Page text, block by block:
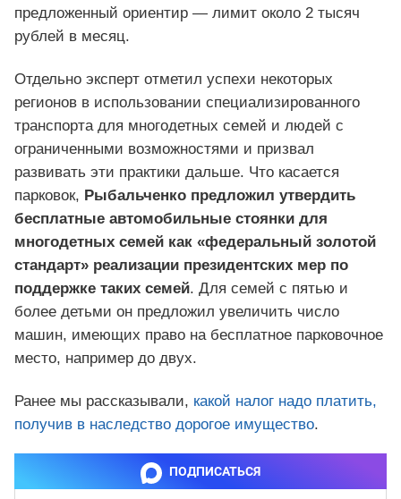
предложенный ориентир — лимит около 2 тысяч
рублей в месяц.
Отдельно эксперт отметил успехи некоторых
регионов в использовании специализированного
транспорта для многодетных семей и людей с
ограниченными возможностями и призвал
развивать эти практики дальше. Что касается
парковок, Рыбальченко предложил утвердить
бесплатные автомобильные стоянки для
многодетных семей как «федеральный золотой
стандарт» реализации президентских мер по
поддержке таких семей. Для семей с пятью и
более детьми он предложил увеличить число
машин, имеющих право на бесплатное парковочное
место, например до двух.
Ранее мы рассказывали, какой налог надо платить,
получив в наследство дорогое имущество.
ПОДПИСАТЬСЯ